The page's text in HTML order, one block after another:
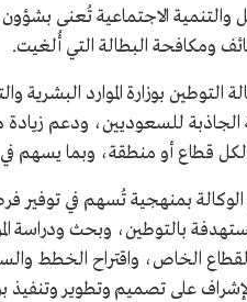
والتنمية الاجتماعية تُعنى
ومكافحة البطالة التي أُلغيت.
التوطين بوزارة الموارد البشرية
الجاذبة للسعوديين، ودعم
لكل قطاع أو منطقة، وبما يسهم
بمنهجية تُسهم في توفير
بالتوطين، وبحث ودراسة
الخاص، واقتراح الخطط
على تصميم وتطوير وتنفيذ